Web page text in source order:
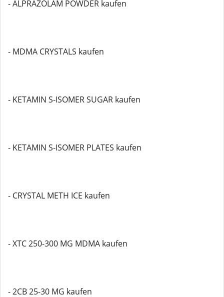
- ALPRAZOLAM POWDER kaufen
- MDMA CRYSTALS kaufen
- KETAMIN S-ISOMER SUGAR kaufen
- KETAMIN S-ISOMER PLATES kaufen
- CRYSTAL METH ICE kaufen
- XTC 250-300 MG MDMA kaufen
- 2CB 25-30 MG kaufen